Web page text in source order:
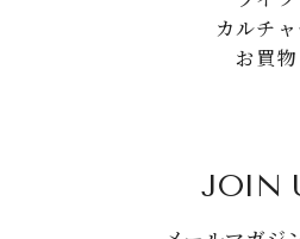
カルチ
お買物
JOIN